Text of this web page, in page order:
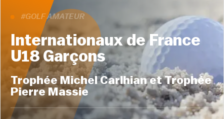
#GOLF AMATEUR
Internationaux de France
U18 Garçons
Trophée Michel Carlhian et Trophée
Pierre Massie